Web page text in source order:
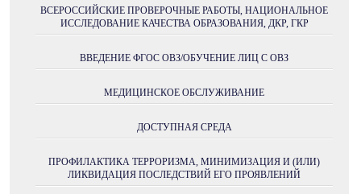
ВСЕРОССИЙСКИЕ ПРОВЕРОЧНЫЕ РАБОТЫ, НАЦИОНАЛЬНОЕ
ИССЛЕДОВАНИЕ КАЧЕСТВА ОБРАЗОВАНИЯ, ДКР, ГКР
ВВЕДЕНИЕ ФГОС ОВЗ/ОБУЧЕНИЕ ЛИЦ С ОВЗ
МЕДИЦИНСКОЕ ОБСЛУЖИВАНИЕ
ДОСТУПНАЯ СРЕДА
ПРОФИЛАКТИКА ТЕРРОРИЗМА, МИНИМИЗАЦИЯ И (ИЛИ)
ЛИКВИДАЦИЯ ПОСЛЕДСТВИЙ ЕГО ПРОЯВЛЕНИЙ